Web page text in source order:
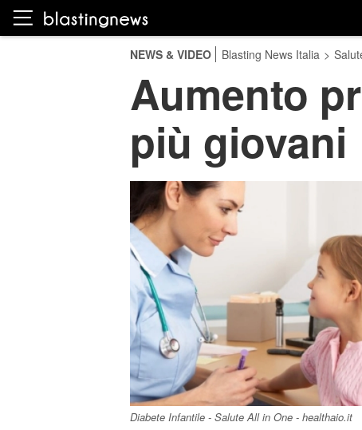
NEWS & VIDEO Blasting News Italia >
Aumento
più giovani
Diabete Infantile - Salute All in One - healthaio.it